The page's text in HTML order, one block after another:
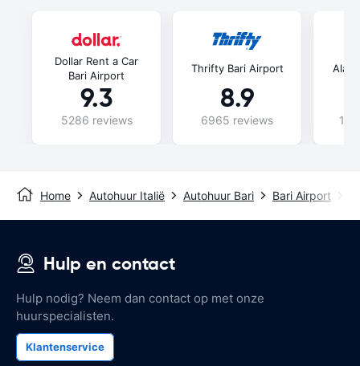
Dollar Rent a Car
Bari Airport
9.3
5286 reviews
Thrifty Bari Airport
8.9
6965 reviews
Home Autohuur Italië Autohuur Bari Bari Airport
Hulp en contact
Hulp nodig? Neem dan contact op met onze
huurspecialisten.
Klantenservice